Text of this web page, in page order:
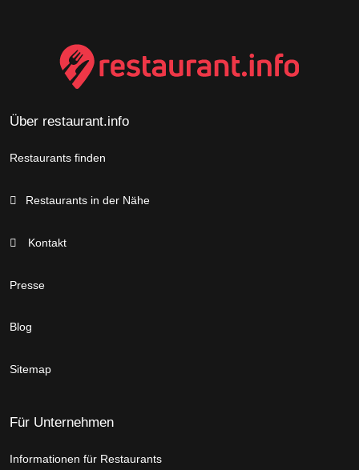
Über restaurant.info
Restaurants finden
Restaurants in der Nähe
Kontakt
Presse
Blog
Sitemap
Für Unternehmen
Informationen für Restaurants